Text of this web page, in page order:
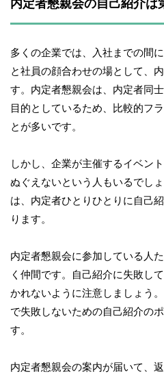
内定者懇親会の自己紹介は
多くの企業では、入社までの間
と社員の顔合わせの場として、
す。内定者懇親会は、内定者同
目的としているため、比較的フ
とが多いです。
しかし、企業が主催するイベン
ぬぐえないという人もいるでし
は、内定者ひとりひとりに自己
ります。
内定者懇親会に参加している人
く仲間です。自己紹介に失敗し
かれないように注意しましょう
で失敗しないための自己紹介の
す。
内定者懇親会の案内が届いて、